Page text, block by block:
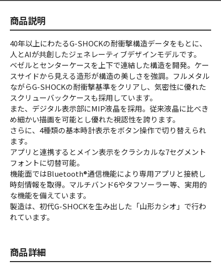
商品説明
40年以上にわたるG-SHOCKの耐衝撃構造データをもとに、
人とAIが共創したジェネレーティブデザインモデルです。
ベゼルとセンターケースを上下で連結した構造を開発。ケー
スサイドから見える造形が構造の美しさを強調。フルメタル
ながらG-SHOCKの耐衝撃基準をクリアし、気密性に優れた
スクリューバックケースも採用しています。
また、デジタル表示部にMIP液晶を採用。従来液晶に比べき
め細かい描画を可能とし優れた視認性を誇ります。
さらに、4種類の基本時計表示をボタン操作で切り替えられ
ます。
アプリと連携するとメイン表示をクラシカルな7セグメント
フォントに切替可能。
機能面ではBluetooth®通信機能により専用アプリと接続し
時刻情報を取得。マルチバンド6やタフソーラー等、実用的
な機能を備えています。
製造は、初代G-SHOCKを生み出した「山形カシオ」で行わ
れています。
商品詳細